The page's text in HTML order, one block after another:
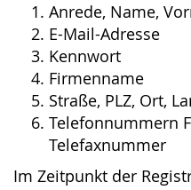
Anrede, Name,
E-Mail-Adresse
Kennwort
Firmenname
Straße, PLZ, Ort,
Telefonnummern
Telefaxnummer
Im Zeitpunkt der